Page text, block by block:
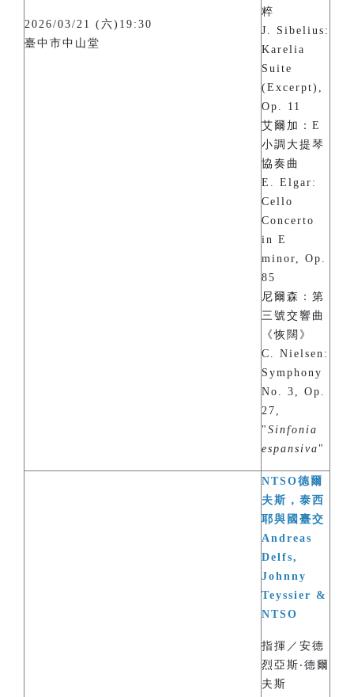
2026/03/21 (六)19:30
臺中市中山堂
粹
J. Sibelius:
Karelia
Suite
(Excerpt),
Op. 11
艾爾加：E
小調大提琴
協奏曲
E. Elgar:
Cello
Concerto
in E
minor, Op.
85
尼爾森：第
三號交響曲
《恢闊》
C. Nielsen:
Symphony
No. 3, Op.
27,
" Sinfonia
espansiva "
NTSO德爾
夫斯，泰西
耶與國臺交
Andreas
Delfs,
Johnny
Teyssier &
NTSO
指揮／安德
烈亞斯‧德爾
夫斯